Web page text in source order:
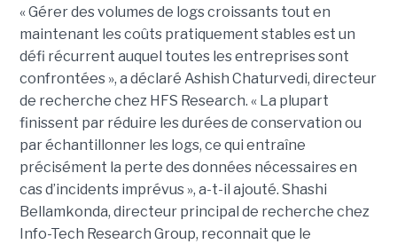
« Gérer des volumes de logs croissants tout en
maintenant les coûts pratiquement stables est un
défi récurrent auquel toutes les entreprises sont
confrontées », a déclaré Ashish Chaturvedi, directeur
de recherche chez HFS Research. « La plupart
finissent par réduire les durées de conservation ou
par échantillonner les logs, ce qui entraîne
précisément la perte des données nécessaires en
cas d’incidents imprévus », a-t-il ajouté. Shashi
Bellamkonda, directeur principal de recherche chez
Info-Tech Research Group, reconnait que le